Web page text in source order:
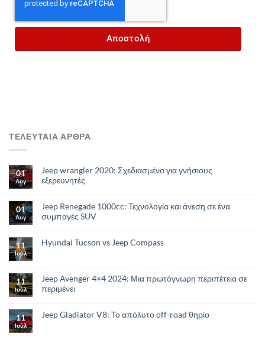
Αποστολή
ΤΕΛΕΥΤΑΙΑ ΑΡΘΡΑ
01
Αυγ
Jeep wrangler 2020: Σχεδιασμένο για γνήσιους
εξερευνητές
01
Αυγ
Jeep Renegade 1000cc: Τεχνολογία και άνεση σε ένα
συμπαγές SUV
11
Ιούλ
Hyundai Tucson vs Jeep Compass
11
Ιούλ
Jeep Avenger 4×4 2024: Μια πρωτόγνωρη περιπέτεια σε
περιμένει
11
Ιούλ
Jeep Gladiator V8: Το απόλυτο οff-road θηρίο